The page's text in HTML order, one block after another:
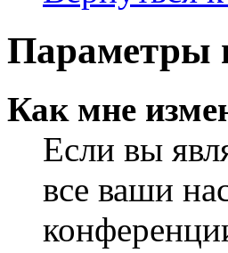
Параметры
Как мне
Если вы
все ваши